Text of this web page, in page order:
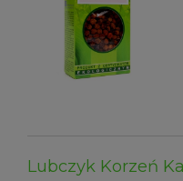
Lubczyk Korzeń